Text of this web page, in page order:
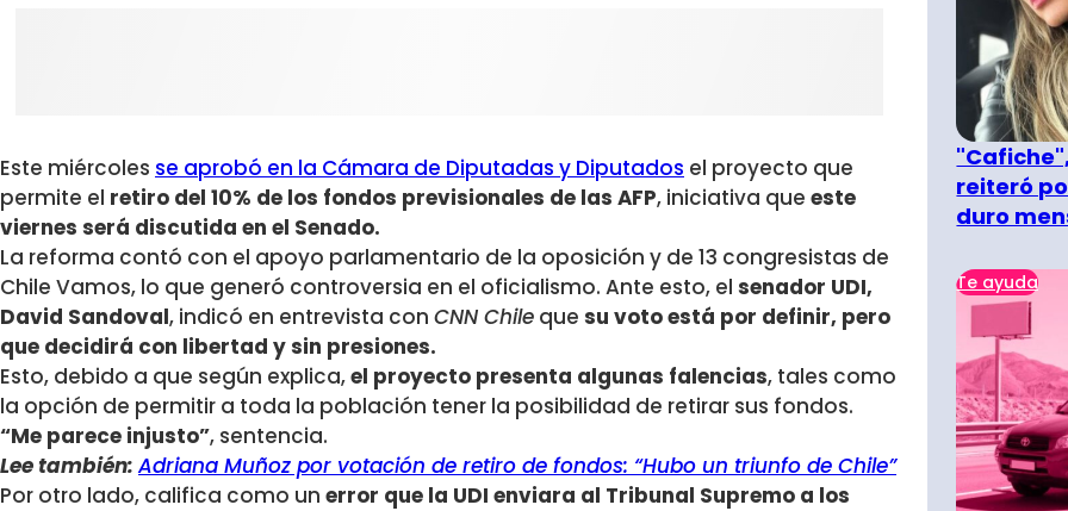
Este miércoles se aprobó en la Cámara de Diputadas y Diputados el proyecto que
permite el retiro del 10% de los fondos previsionales de las AFP, iniciativa que este
viernes será discutida en el Senado.
La reforma contó con el apoyo parlamentario de la oposición y de 13 congresistas de
Chile Vamos, lo que generó controversia en el oficialismo. Ante esto, el senador UDI,
David Sandoval, indicó en entrevista con CNN Chile que su voto está por definir, pero
que decidirá con libertad y sin presiones.
Esto, debido a que según explica,el proyecto presenta algunas falencias, tales como
la opción de permitir a toda la población tener la posibilidad de retirar sus fondos.
“Me parece injusto”, sentencia.
Lee también: Adriana Muñoz por votación de retiro de fondos: “Hubo un triunfo de Chile”
Por otro lado, califica como un error que la UDI enviara al Tribunal Supremo a los
reiteró
duro
Te ayuda